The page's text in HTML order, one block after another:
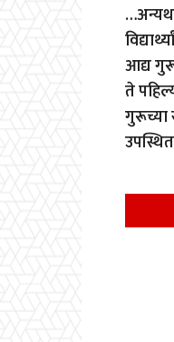
आद्य
ते
गुरूच्या